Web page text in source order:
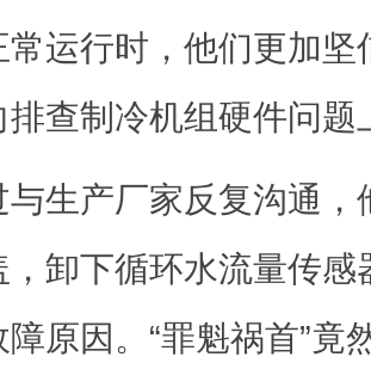
常运行时，他们更加坚
排查制冷机组硬件问题
产厂家反复沟通，
，卸下循环水流量传
原因。“罪魁祸首”竟